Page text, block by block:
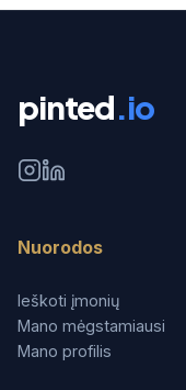
pinted.io
Nuorodos
Ieškoti įmonių
Mano mėgstamiausi
Mano profilis